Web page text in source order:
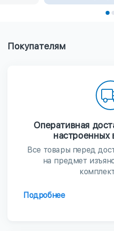
Покупателям
Оперативная
настроенных
Все товары перед
на предмет
Подробнее